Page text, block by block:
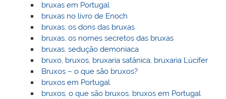
bruxas em Portugal
bruxas no livro de Enoch
bruxas, os dons das bruxas
bruxas, os nomes secretos das bruxas
bruxas, sedução demoníaca
bruxo, bruxos, bruxaria satânica, bruxaria Lúcifer
Bruxos – o que são bruxos?
bruxos em Portugal
bruxos, o que são bruxos, bruxos em Portugal